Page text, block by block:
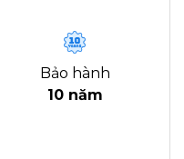
Bảo hành
10 năm